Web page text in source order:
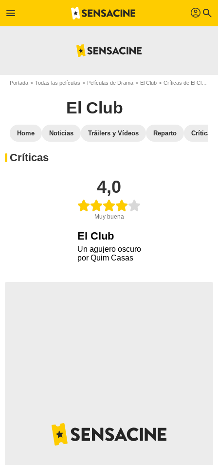
menu profil search
Portada Todas las películas Películas de Drama El Club Críticas de El Club
El Club
Home Noticias Tráilers y Vídeos Reparto Críticas
Críticas
4,0
Muy buena
El Club
Un agujero oscuro
por Quim Casas